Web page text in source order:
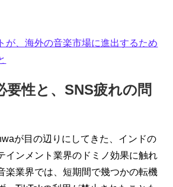
が、海外の音楽市場に進出するため
要性と、SNS疲れの問
が目の辺りにしてきた、インドの
インメント業界のドミノ効果に触れ
楽業界では、短期間で幾つかの転機